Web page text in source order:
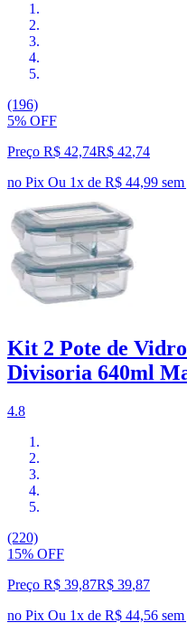
(196)
5% OFF
Preço R$ 42,74R$ 42,74
no Pix Ou 1x de R$ 44,99
Kit 2 Pote de
Divisoria 640ml
4.8
(220)
15% OFF
Preço R$ 39,87R$ 39,87
no Pix Ou 1x de R$ 44,56